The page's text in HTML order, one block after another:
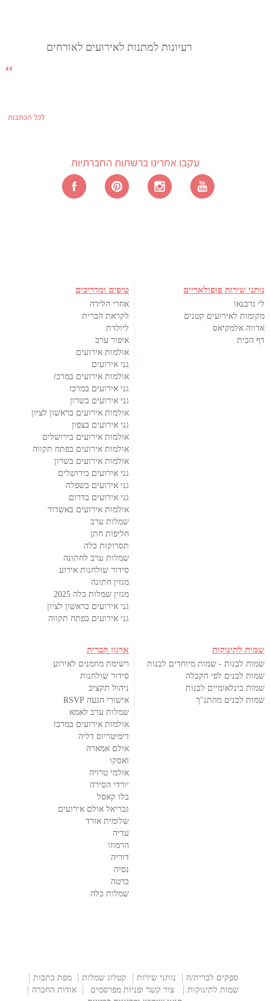
רעיונות למתנות לאירועים לאורחים
לכל הכתבות
עקבו אחרינו ברשתות החברתיות
נותני שירות פופולאריים
לי גרבנאו
מקומות לאירועים קטנים
אדווה אלמקיאס
דף הבית
טיפים ומדריכים
אחרי הלידה
לקראת הברית
ליולדת
איפור ערב
אולמות אירועים
גני אירועים
אולמות אירועים במרכז
גני אירועים במרכז
גני אירועים בשרון
אולמות אירועים בראשון לציון
גני אירועים בצפון
אולמות אירועים בירושלים
אולמות אירועים בפתח תקווה
אולמות אירועים בשרון
גני אירועים בירושלים
גני אירועים בשפלה
גני אירועים בדרום
אולמות אירועים באשדוד
שמלות ערב
חליפות חתן
תסרוקות כלה
שמלות ערב לחתונה
סידור שולחנות אירוע
מגזין חתונה
מגזין שמלות כלה 2025
גני אירועים בראשון לציון
גני אירועים בפתח תקווה
שמות לתינוקות
שמות לבנות - שמות מיוחדים לבנות
שמות לבנים לפי הקבלה
שמות בינלאומיים לבנות
שמות לבנים מהתנ''ך
ארגון הברית
רשימת מוזמנים לאירוע
סידור שולחנות
ניהול תקציב
אישורי הגעה RSVP
שמלות ערב לאמא
אולמות אירועים במרכז
דימיטריוס דליה
אולם אמארה
ואסקו
אולמי טרויה
יורדי הסירה
בלו קאסל
גבריאל אולם אירועים
שלומית אזרד
עדיה
הרמוזו
דוריה
נסיה
ברטה
שמלות כלה
ספקים לברית/ה נותני שירות קטלוג שמלות
מפת כתבות
שמות לתינוקות
צור קשר ופניות מפרסמים
אודות החברה